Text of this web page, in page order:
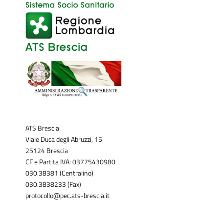
ATS Brescia
Viale Duca degli Abruzzi, 15
25124 Brescia
CF e Partita IVA: 03775430980
030.38381 (Centralino)
030.3838233 (Fax)
protocollo@pec.ats-brescia.it